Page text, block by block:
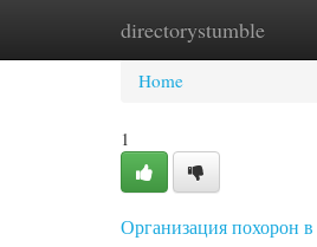
directorystumble
Home New Site
Home
1
Организация похорон